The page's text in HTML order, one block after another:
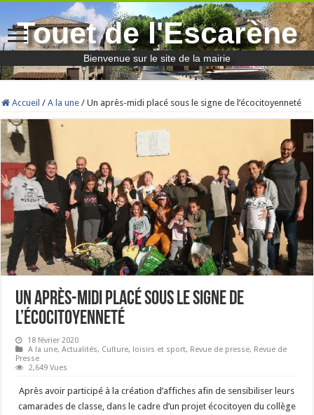
Touet de l'Escarène
Bienvenue sur le site de la mairie
Accueil / A la une / Un après-midi placé sous le signe de l’écocitoyenneté
Un après-midi placé sous le signe de
l’écocitoyenneté
18 février 2020
A la une,Actualités, Culture, loisirs et sport, Revue de presse, Revue de
Presse
2,649 Vues
Après avoir participé à la création d’affiches afin de sensibiliser leurs
camarades de classe, dans le cadre d’un projet écocitoyen du collège